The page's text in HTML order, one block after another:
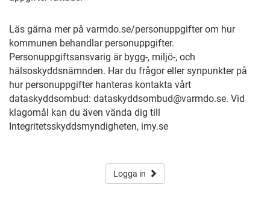
Läs gärna mer på varmdo.se/personuppgifter om hur
kommunen behandlar personuppgifter.
Personuppgiftsansvarig är bygg-, miljö-, och
hälsoskyddsnämnden. Har du frågor eller synpunkter på
hur personuppgifter hanteras kontakta vårt
dataskyddsombud: dataskyddsombud@varmdo.se. Vid
klagomål kan du även vända dig till
Integritetsskyddsmyndigheten, imy.se
Logga in